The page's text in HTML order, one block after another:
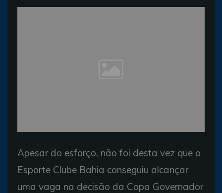
Apesar do esforço, não foi desta vez que o
Esporte Clube Bahia conseguiu alcançar
uma vaga na decisão da Copa Governador